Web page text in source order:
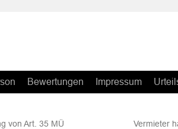
Bewertungen Impressum
von Art. 35 MÜ
Vermieter